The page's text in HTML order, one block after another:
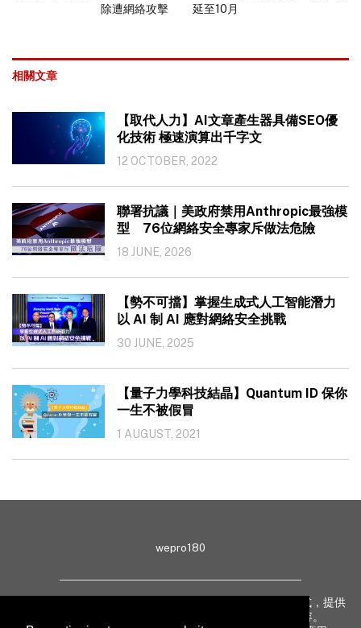
除遭網絡攻擊
延至10月
相關文章
【取代人力】AI文章產生器具備SEO優
化技術 極速演算出千字文
12 OCTOBER, 2022
聯署抗議｜美政府禁用Anthropic最強模
型 76位網絡安全專家斥做法危險
18 JUNE, 2026
【勢不可擋】掌握生成式人工智能潛力
以 AI 制 AI 應對網絡安全挑戰
30 JUNE, 2025
【量子力學科技結晶】Quantum ID 保你
一生不被假冒
1 AUGUST, 2021
wepro180
wepro180 由 IT 業界專家組成，以生動有趣、深入淺出方式，提供
最新 IT 動態、趨勢、技術、行業熱話、專題報導等內容。